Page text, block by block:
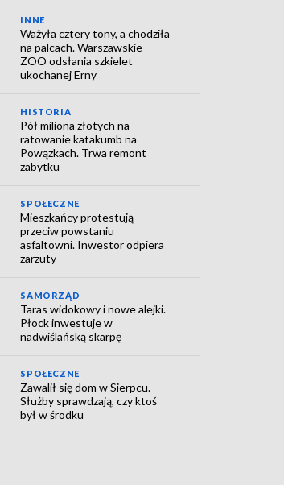
INNE
Ważyła cztery tony, a chodziła
na palcach. Warszawskie
ZOO odsłania szkielet
ukochanej Erny
HISTORIA
Pół miliona złotych na
ratowanie katakumb na
Powązkach. Trwa remont
zabytku
SPOŁECZNE
Mieszkańcy protestują
przeciw powstaniu
asfaltowni. Inwestor odpiera
zarzuty
SAMORZĄD
Taras widokowy i nowe alejki.
Płock inwestuje w
nadwiślańską skarpę
SPOŁECZNE
Zawalił się dom w Sierpcu.
Służby sprawdzają, czy ktoś
był w środku